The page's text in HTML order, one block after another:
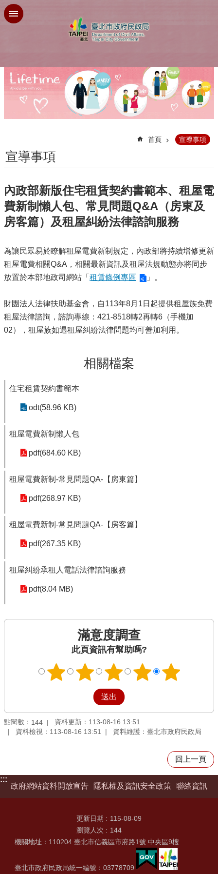
跳到主要內容區塊
首頁 宣導事項
宣導事項
內政部新版住宅租賃契約書範本、租屋電
費新制懶人包、常見問題Q&A（房東及
房客篇）及租屋糾紛法律諮詢服務
為讓民眾易於瞭解租屋電費新制規定，內政部將持續增修更新
租屋電費相關Q&A，相關最新資訊及租屋法規動態亦將同步
放置於本部地政司網站「 租賃條例專區 」。
財團法人法律扶助基金會，自113年8月1日起提供租屋族免費
租屋法律諮詢，諮詢專線：421-8518轉2再轉6（手機加
02），租屋族如遇租屋糾紛法律問題均可善加利用。
相關檔案
住宅租賃契約書範本
odt(58.96 KB)
租屋電費新制懶人包
pdf(684.60 KB)
租屋電費新制-常見問題QA-【房東篇】
pdf(268.97 KB)
租屋電費新制-常見問題QA-【房客篇】
pdf(267.35 KB)
租屋糾紛承租人電話法律諮詢服務
pdf(8.04 MB)
滿意度調查
此頁資訊有幫助嗎?
點閱數： 144
資料更新：113-08-16 13:51
資料檢視：113-08-16 13:51
資料維護：臺北市政府民政局
回上一頁
:::
政府網站資料開放宣告
隱私權及資訊安全政策 聯絡資訊
更新日期
115-08-09
瀏覽人次
144
機關地址：110204 臺北市信義區市府路1號 中央區9樓
臺北市政府民政局統一編號：03778709